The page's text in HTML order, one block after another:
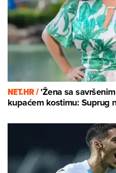
NET.HR /'Žena sa
kupaćem kostimu: Suprug